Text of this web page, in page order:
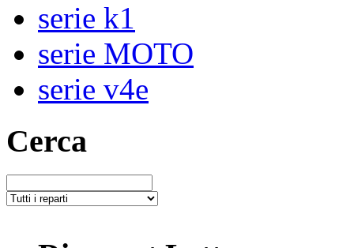
serie k1
serie MOTO
serie v4e
Cerca